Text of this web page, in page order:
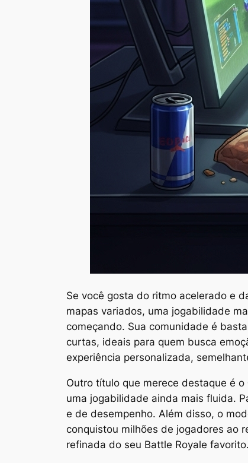
Se você gosta do ritmo acelerado e
mapas variados, uma jogabilidade
começando. Sua comunidade é
curtas, ideais para quem busca
experiência personalizada,
Outro título que merece destaque é o
uma jogabilidade ainda mais fluida.
e de desempenho. Além disso, o
conquistou milhões de jogadores ao
refinada do seu Battle Royale favorito.